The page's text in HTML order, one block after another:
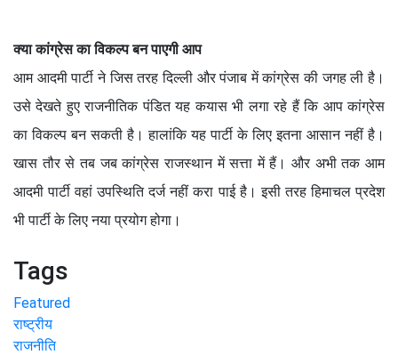
क्या कांग्रेस का विकल्प बन पाएगी आप
आम आदमी पार्टी ने जिस तरह दिल्ली और पंजाब में कांग्रेस की जगह ली है।
उसे देखते हुए राजनीतिक पंडित यह कयास भी लगा रहे हैं कि आप कांग्रेस
का विकल्प बन सकती है। हालांकि यह पार्टी के लिए इतना आसान नहीं है।
खास तौर से तब जब कांग्रेस राजस्थान में सत्ता में हैं। और अभी तक आम
आदमी पार्टी वहां उपस्थिति दर्ज नहीं करा पाई है। इसी तरह हिमाचल प्रदेश
भी पार्टी के लिए नया प्रयोग होगा।
Tags
Featured
राष्ट्रीय
राजनीति